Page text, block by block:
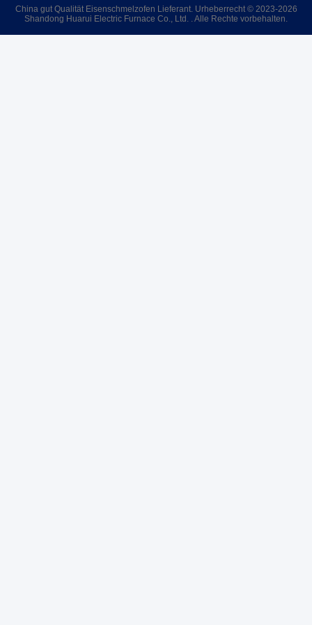
China gut Qualität Eisenschmelzofen Lieferant. Urheberrecht © 2023-2026
Shandong Huarui Electric Furnace Co., Ltd. . Alle Rechte vorbehalten.